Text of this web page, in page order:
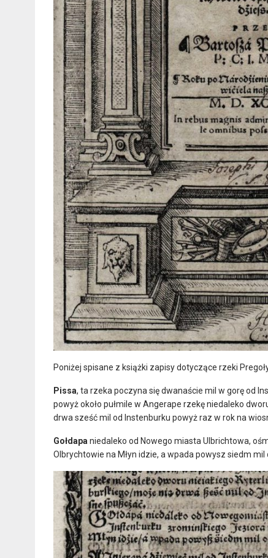
Poniżej spisane z książki zapisy dotyczące rzeki
Pissa, ta rzeka poczyna się dwanaście mil w gorę od
powyż około pułmile w Angerape rzekę niedaleko
drwa sześć mil od Instenburku powyż raz w rok na
Gołdapa niedaleko od Nowego miasta Ulbrichtowa,
Olbrychtowie na Młyn idzie, a wpada powysz siedm mil